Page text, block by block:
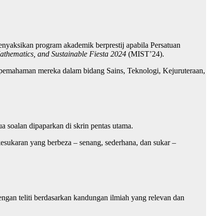
program akademik berprestij apabila Persatuan
and Sustainable Fiesta 2024 (MIST’24).
mereka dalam bidang Sains, Teknologi, Kejuruteraan,
soalan dipaparkan di skrin pentas utama.
yang berbeza – senang, sederhana, dan sukar –
teliti berdasarkan kandungan ilmiah yang relevan dan